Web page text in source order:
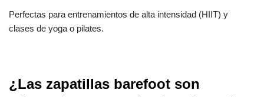
Perfectas para entrenamientos de alta intensidad (HIIT) y
clases de yoga o pilates.
¿Las zapatillas barefoot son